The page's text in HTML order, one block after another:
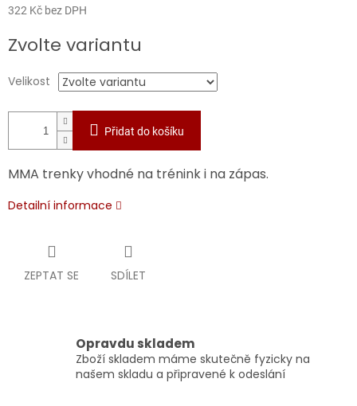
322 Kč bez DPH
cena:
Zvolte variantu
Velikost
Přidat do košíku
MMA trenky vhodné na trénink i na zápas.
Detailní informace
ZEPTAT SE SDÍLET
Opravdu skladem
Zboží skladem máme skutečně fyzicky na
našem skladu a připravené k odeslání